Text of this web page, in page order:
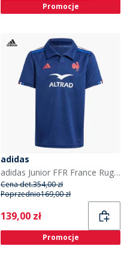
Promocje
adidas
adidas Junior FFR France Rugby 24/25 Home Jersey dla chłopca kolor Dark Blue
Cena det.354,00 zł
Poprzednio169,00 zł
Current
139,00 zł
Promocje